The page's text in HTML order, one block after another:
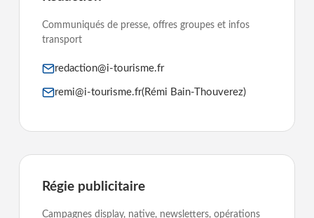
Communiqués de presse, offres groupes et infos
transport
redaction@i-tourisme.fr
remi@i-tourisme.fr(Rémi Bain-Thouverez)
Régie publicitaire
Campagnes display, native, newsletters, opérations